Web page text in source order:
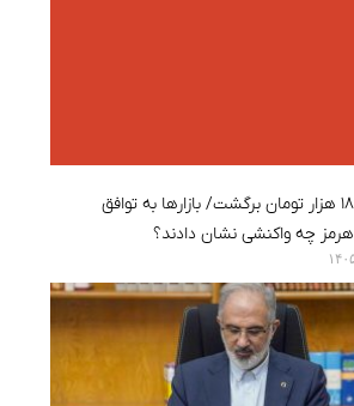
دلار به ۱۸۶ هزار تومان برگشت/ بازارها به توافق
هرمز چه واکنشی نشان دادند؟